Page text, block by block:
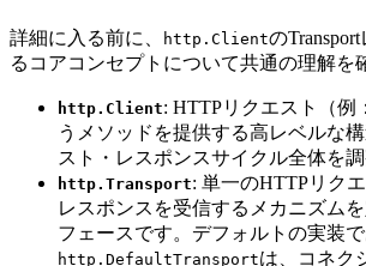
詳細に入る前に、 http.Clientの
るコアコンセプトについて共通の理解を
http.Client: HTTPリクエスト（例：
うメソッドを提供する高レベルな
スト・レスポンスサイクル全体を調
http.Transport: 単一のHTTPリク
レスポンスを受信するメカニズム
フェースです。デフォルトの実装
http.DefaultTransportは、コネク